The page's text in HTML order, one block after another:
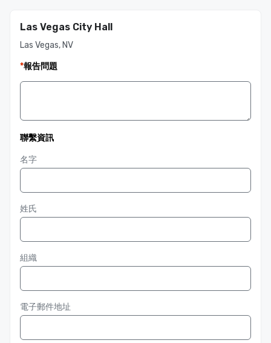
Las Vegas City Hall
Las Vegas, NV
*報告問題
聯繫資訊
名字
姓氏
組織
電子郵件地址